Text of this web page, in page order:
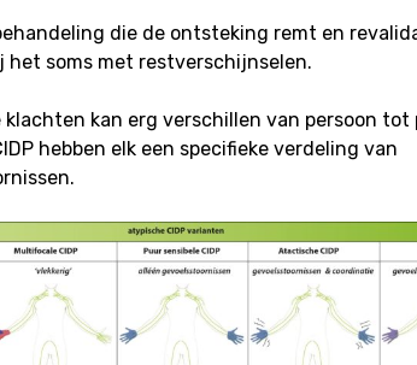
die de ontsteking remt en
het soms met restverschijnselen.
kan erg verschillen van persoon tot
hebben elk een specifieke verdeling van